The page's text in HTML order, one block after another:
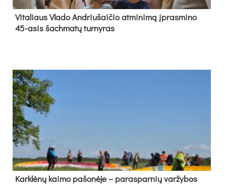
Vi­ta­liaus Vla­do And­riu­šai­čio at­mi­ni­mą įpras­mi­no
45-asis šach­ma­tų tur­ny­ras
Kark­lė­nų kai­mo pa­šo­nė­je – pa­ras­par­nių var­žy­bos